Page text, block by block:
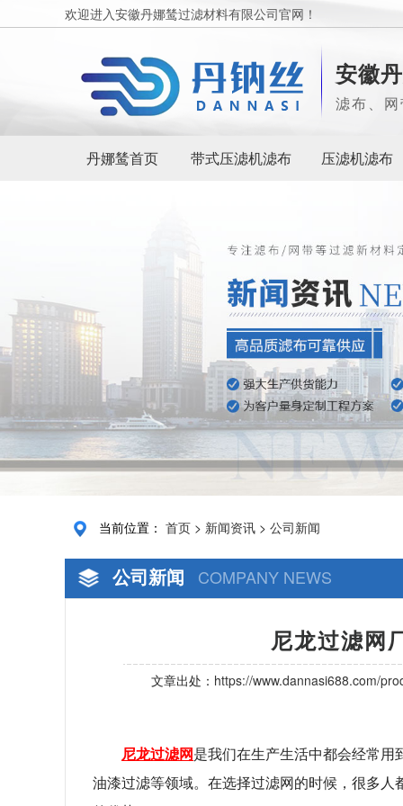
欢迎进入安徽丹娜鸶过滤材料有限公司官网！
安徽
滤布、
丹娜鸶首页 带式压滤机滤布 压滤机滤布
当前位置： 首页 > 新闻资讯 > 公司新闻
公司新闻 COMPANY NEWS
尼龙过滤网
文章出处： https://www.dannasi688.com/
尼龙过滤网是我们在生产生活中都会经常用
油漆过滤等领域。在选择过滤网的时候，很多